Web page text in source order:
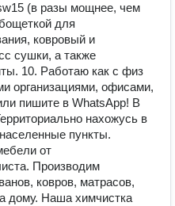
(в разы мощнее, чем
для
ковровый и
сушки, а также
10. Работаю как с физ
организациями, офисами,
пишите в WhatsApp! В
нахожусь в
пункты.
от
Производим
ковров, матрасов,
дому. Наша химчистка